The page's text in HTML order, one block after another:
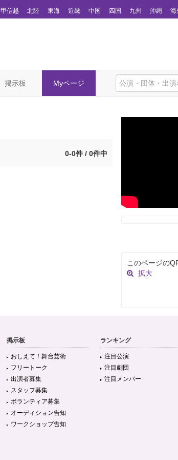
甲信越 北陸 東海 近畿 中国 四国 九州 沖縄 海
掲示板 Myページ
0-0件 / 0件中
このページの
拡大
掲示板
おしえて！舞台芸術
フリートーク
出演者募集
スタッフ募集
ボランティア募集
オーディション告知
ワークショップ告知
ランキング
注目公演
注目劇団
注目メンバー